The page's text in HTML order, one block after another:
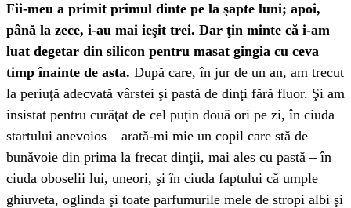
Fii-meu a primit primul dinte pe la şapte luni; apoi,
până la zece, i-au mai ieşit trei. Dar ţin minte că i-am
luat degetar din silicon pentru masat gingia cu ceva
timp înainte de asta. După care, în jur de un an, am trecut
la periuţă adecvată vârstei şi pastă de dinţi fără fluor. Şi am
insistat pentru curăţat de cel puţin două ori pe zi, în ciuda
startului anevoios – arată-mi mie un copil care stă de
bunăvoie din prima la frecat dinţii, mai ales cu pastă – în
ciuda oboselii lui, uneori, şi în ciuda faptului că umple
ghiuveta, oglinda şi toate parfumurile mele de stropi albi şi